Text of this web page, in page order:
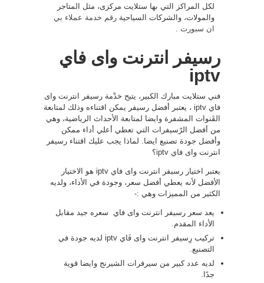
لكل المراكز التي بها ستلايت مركزى، مثل المتاجر
والمولات، والشركات السياحية رقم خدمة عملاء بي
ان سبورت
رسيفر انترنت واى فاي
iptv
فني ستلايت مبارك الكبير، يتيح خدْمة رسيفر انترنت واى
فاي iptv ، يعتبر أفضل رسيفر يمكن اقتناءه وذلك لمتابعة
القَنوات المشفرة وايضا لمتابعة الأحداث الرياضية، وهي
من أفضل الرّسيفرات التي تعطي أعلي أداء ممكن
وأفضل جودة تصنيع ايضا. لماذا يجب عليك اقتناء رسيفر
انترنت واى فاي iptv؟
يعتبر اختيار رسيفر انترنت واى فاي iptv هو الاختيار
الأفضل لأنه يعطي أفضل سعر، وجودة في الأداء، ولديه
الكثير من المميزات وهي :-
يعد سعر رسيفر انترنت واى فاي سعره جيد مقابل
الأداء المقدم.
تركيب رِسيفر انترنت واى فَاي iptv لديه جودة في
التصنيع.
لديه عدد كبير من سيرفرات الشيرنج وايضا قوية
جدًا.